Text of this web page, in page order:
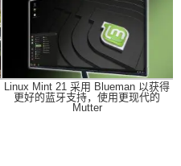
Linux Mint 21 采用 Blueman 以获得
更好的蓝牙支持，使用更现代的
Mutter